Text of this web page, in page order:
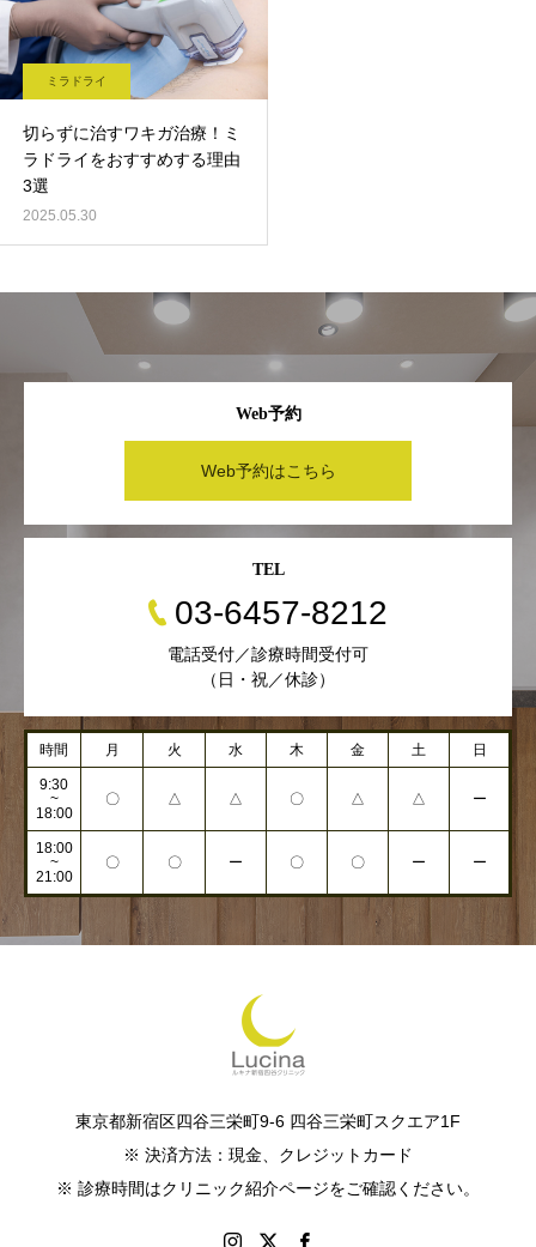
ミラドライ
切らずに治すワキガ治療！ミ
ラドライをおすすめする理由
3選
2025.05.30
Web予約
Web予約はこちら
TEL
03-6457-8212
電話受付／診療時間受付可
（日・祝／休診）
時間 月 火 水 木 金 土 日
9:30
~
18:00
〇 △ △ 〇 △ △ ー
18:00
~
21:00
〇 〇 ー 〇 〇 ー ー
東京都新宿区四谷三栄町9-6 四谷三栄町スクエア1F
※ 決済方法：現金、クレジットカード
※ 診療時間はクリニック紹介ページをご確認ください。